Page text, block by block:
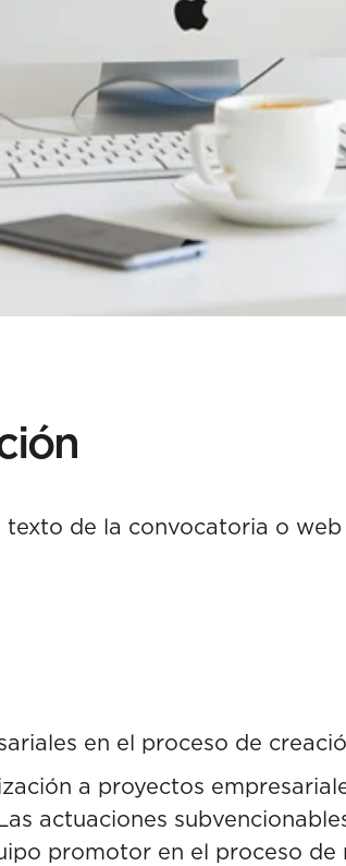
de la convocatoria o web
en el proceso de
a proyectos
actuaciones
promotor en el proceso de